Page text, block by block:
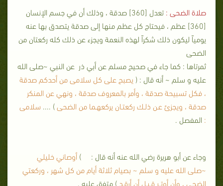
صلاة الضحى :
تعدل [360] صدقة ، وذلك أن في جسم الإنسان
[360] عظم ، فيحتاج كل عظم منها إلى صدقة يتصدق بها عنه
يومياً ليكون ذلك شكراً لهذه النعمة ويجزء عن ذلك كله ركعتان من
الضحى
ثمرتاها : كما جاء في صحيح مسلم عن أبي ذر عن النبي ~صلى الله
عليه و سلم ~ أنه قال : ( يصبح على كل سلامى من أحدكم صدقة
، فكل تسبيحة صدقة ، وأمر بالمعروف صدقة ، ونهي عن المنكر
صدقة ، ويجزئ عـن ذلـك ركعتـان يركعهـما من الضحى) .... سلامى
: المفصل .
وجاء عن أبو هريرة رضي الله عنه أنه قال : ) أوصاني خليلي
~صلى الله عليه و سلم ~ بصيام ثلاثة أيام من كل شهر ، وركعتي
الضحى ، وأن أوتــر قـبـل أن أرقـد ) متفق عليه .